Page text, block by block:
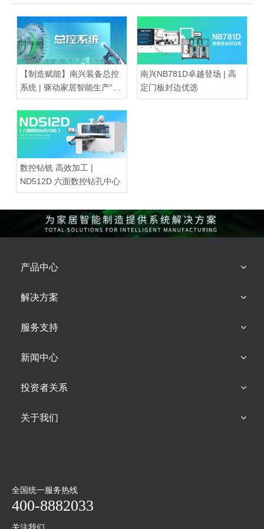
【制造赋能】南兴装备总控
系统 | 驱动家居智能生产“超
级大脑”
南兴NB781D卓越登场 | 高
定门板封边优选
数控钻铣 高效加工 |
ND512D 六面数控钻孔中心
产品中心
解决方案
服务支持
新闻中心
投资者关系
关于我们
全国统一服务热线
400-8882033
关注我们